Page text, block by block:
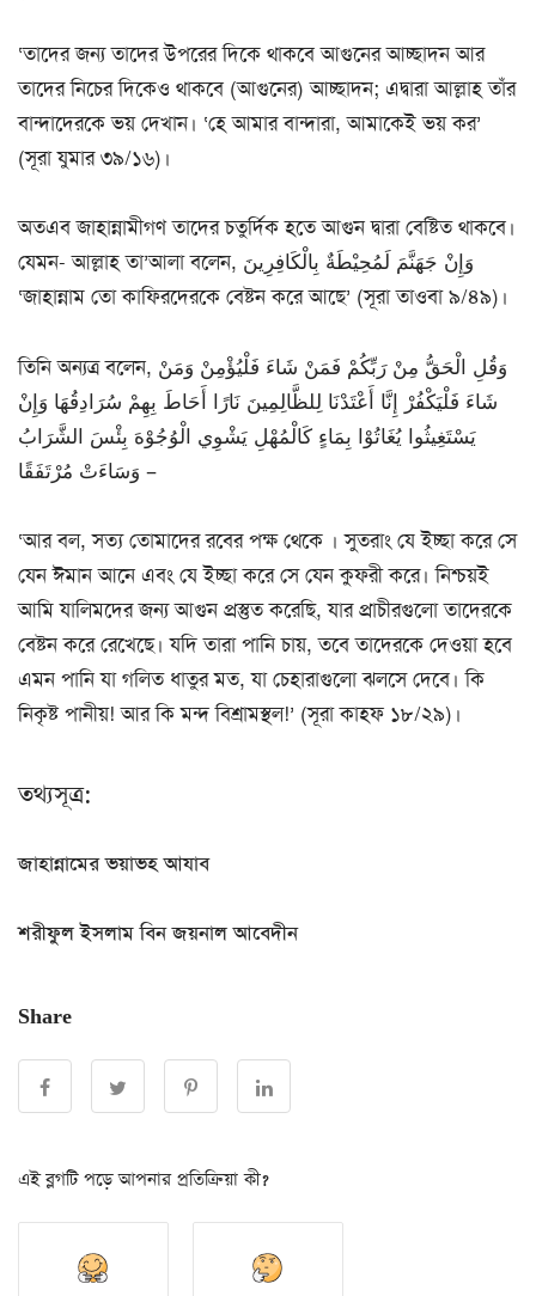
‘তাদের জন্য তাদের উপরের দিকে থাকবে আগুনের আচ্ছাদন আর
তাদের নিচের দিকেও থাকবে (আগুনের) আচ্ছাদন; এদ্বারা আল্লাহ তাঁর
বান্দাদেরকে ভয় দেখান। ‘হে আমার বান্দারা, আমাকেই ভয় কর’
(সূরা যুমার ৩৯/১৬)।
অতএব জাহান্নামীগণ তাদের চতুর্দিক হতে আগুন দ্বারা বেষ্টিত থাকবে।
যেমন- আল্লাহ তা’আলা বলেন, وَإِنْ جَهَنَّمَ لَمُحِيْطَةٌ بِالْكَافِرِينَ
‘জাহান্নাম তো কাফিরদেরকে বেষ্টন করে আছে’ (সূরা তাওবা ৯/৪৯)।
তিনি অন্যত্র বলেন, وَقُلِ الْحَقُّ مِنْ رَبِّكُمْ فَمَنْ شَاءَ فَلْيُؤْمِنْ وَمَنْ
شَاءَ فَلْيَكْفُرْ إِنَّا أَعْتَدْنَا لِلظَّالِمِينَ نَارًا أَحَاطَ بِهِمْ سُرَادِقُهَا وَإِنْ
يَسْتَغِيثُوا يُغَاتُوْا بِمَاءٍ كَالْمُهْلِ يَشْوِي الْوُجُوْهَ بِئْسَ الشَّرَابُ
وَسَاءَتْ مُرْتَفَقًا –
‘আর বল, সত্য তোমাদের রবের পক্ষ থেকে । সুতরাং যে ইচ্ছা করে সে
যেন ঈমান আনে এবং যে ইচ্ছা করে সে যেন কুফরী করে। নিশ্চয়ই
আমি যালিমদের জন্য আগুন প্রস্তুত করেছি, যার প্রাচীরগুলো তাদেরকে
বেষ্টন করে রেখেছে। যদি তারা পানি চায়, তবে তাদেরকে দেওয়া হবে
এমন পানি যা গলিত ধাতুর মত, যা চেহারাগুলো ঝলসে দেবে। কি
নিকৃষ্ট পানীয়! আর কি মন্দ বিশ্রামস্থল!’ (সূরা কাহফ ১৮/২৯)।
তথ্যসূত্র:
জাহান্নামের ভয়াভহ আযাব
শরীফুল ইসলাম বিন জয়নাল আবেদীন
Share
এই ব্লগটি পড়ে আপনার প্রতিক্রিয়া কী?